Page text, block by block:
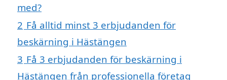
med?
2 Få alltid minst 3 erbjudanden för
beskärning i Hästängen
3 Få 3 erbjudanden för beskärning i
Hästängen från professionella företag